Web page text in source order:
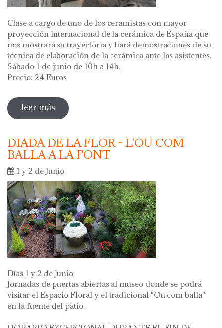
Clase a cargo de uno de los ceramistas con mayor
proyección internacional de la cerámica de España que
nos mostrará su trayectoria y hará demostraciones de su
técnica de elaboración de la cerámica ante los asistentes.
Sábado 1 de junio de 10h a 14h.
Precio: 24 Euros
leer más sobre master class a cargo del ceramista
alberto bustos
DIADA DE LA FLOR - L'OU COM
BALLA A LA FONT
1 y 2 de Junio
Días 1 y 2 de Junio
Jornadas de puertas abiertas al museo donde se podrá
visitar el Espacio Floral y el tradicional "Ou com balla"
en la fuente del patio.